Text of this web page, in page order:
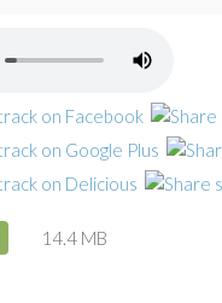
14.4 MB